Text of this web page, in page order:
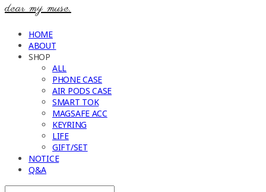
dear my muse.
HOME
ABOUT
SHOP
ALL
PHONE CASE
AIR PODS CASE
SMART TOK
MAGSAFE ACC
KEYRING
LIFE
GIFT/SET
NOTICE
Q&A